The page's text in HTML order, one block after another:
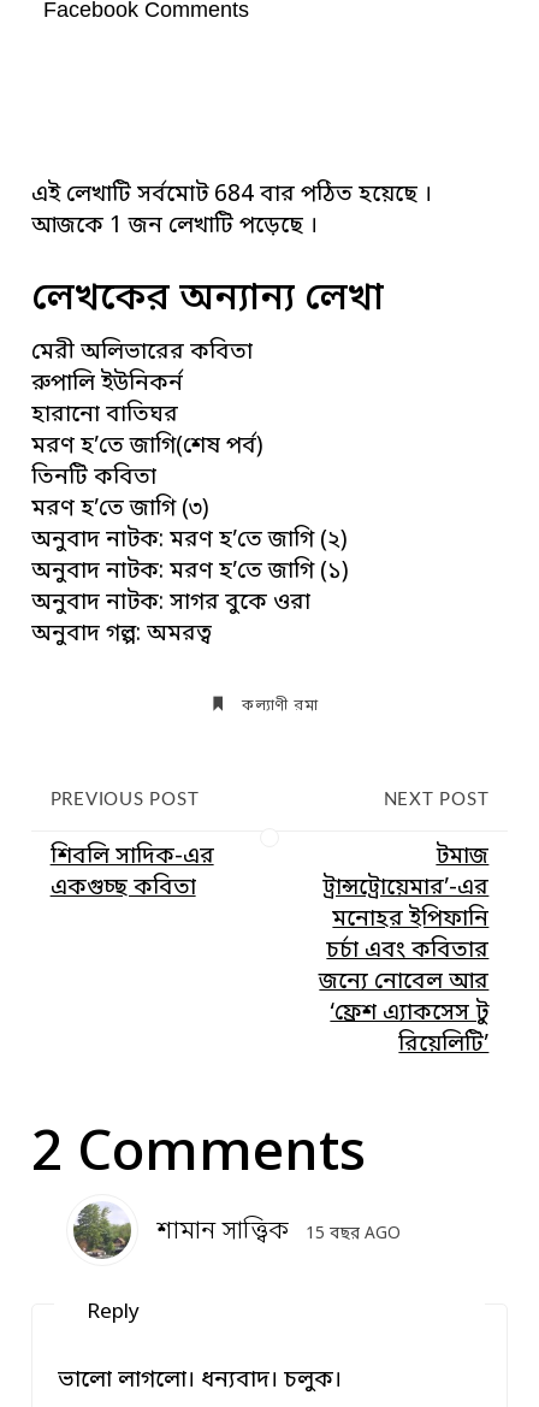
Facebook Comments
এই লেখাটি সর্বমোট 684 বার পঠিত হয়েছে ।
আজকে 1 জন লেখাটি পড়েছে ।
লেখকের অন্যান্য লেখা
মেরী অলিভারের কবিতা
রুপালি ইউনিকর্ন
হারানো বাতিঘর
মরণ হ’তে জাগি(শেষ পর্ব)
তিনটি কবিতা
মরণ হ’তে জাগি (৩)
অনুবাদ নাটক: মরণ হ’তে জাগি (২)
অনুবাদ নাটক: মরণ হ’তে জাগি (১)
অনুবাদ নাটক: সাগর বুকে ওরা
অনুবাদ গল্প: অমরত্ব
কল্যাণী রমা
PREVIOUS POST
শিবলি সাদিক-এর
একগুচ্ছ কবিতা
NEXT POST
টমাজ
ট্রান্সট্রোয়েমার’-এর
মনোহর ইপিফানি
চর্চা এবং কবিতার
জন্যে নোবেল আর
‘ফ্রেশ এ্যাকসেস টু
রিয়েলিটি’
2 Comments
শামান সাত্ত্বিক 15 বছর AGO
Reply
ভালো লাগলো। ধন্যবাদ। চলুক।